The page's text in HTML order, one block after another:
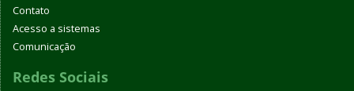
Contato
Acesso a sistemas
Comunicação
Redes Sociais